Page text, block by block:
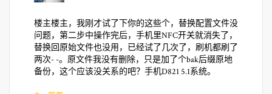
楼主楼主，我刚才试了下你的这些个，替换配置文件没
问题，第二步中操作完后，手机里NFC开关就消失了，
替换回原始文件也没用，已经试了几次了，刷机都刷了
两次- -。原文件我没有删除，只是加了个bak后缀原地
备份，这个应该没关系的吧？手机D821 5.1系统。